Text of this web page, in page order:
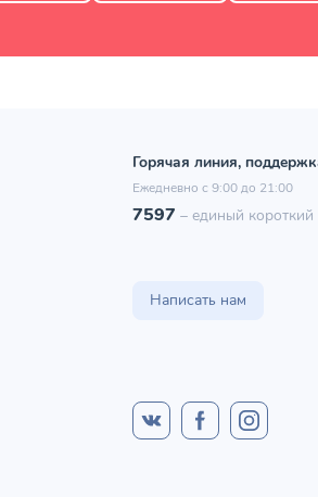
Горячая линия,
Ежедневно с 9:00 до 21:00
7597 – единый
Написать нам